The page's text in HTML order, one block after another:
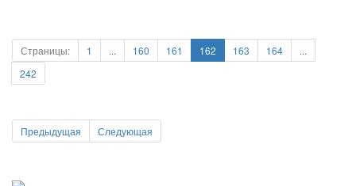
Страницы: 1 ... 160 161 162 163 164
...
242
Предыдущая Следующая